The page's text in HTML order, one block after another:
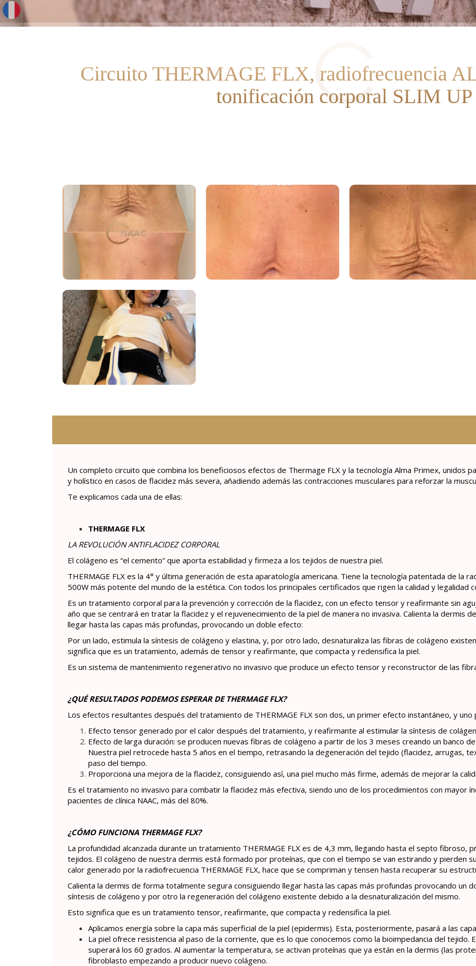
Circuito THERMAGE FLX, radiofrecuencia
tonificación corporal SLIM UP
Un completo circuito que combina los beneficiosos efectos de Thermage FLX y la tecnología Alma Primex, unidos
y holístico en casos de flacidez más severa, añadiendo además las contracciones musculares para reforzar la
Te explicamos cada una de ellas:
THERMAGE FLX
LA REVOLUCIÓN ANTIFLACIDEZ CORPORAL
El colágeno es “el cemento” que aporta estabilidad y firmeza a los tejidos de nuestra piel.
THERMAGE FLX es la 4° y última generación de esta aparatología americana. Tiene la tecnología patentada de la
500W más potente del mundo de la estética. Con todos los principales certificados que rigen la calidad y legalidad
Es un tratamiento corporal para la prevención y corrección de la flacidez, con un efecto tensor y reafirmante sin
año que se centrará en tratar la flacidez y el rejuvenecimiento de la piel de manera no invasiva. Calienta la dermis
llegar hasta las capas más profundas, provocando un doble efecto:
Por un lado, estimula la síntesis de colágeno y elastina, y, por otro lado, desnaturaliza las fibras de colágeno
significa que es un tratamiento, además de tensor y reafirmante, que compacta y redensifica la piel.
Es un sistema de mantenimiento regenerativo no invasivo que produce un efecto tensor y reconstructor de las
¿QUÉ RESULTADOS PODEMOS ESPERAR DE THERMAGE FLX?
Los efectos resultantes después del tratamiento de THERMAGE FLX son dos, un primer efecto instantáneo, y
Efecto tensor generado por el calor después del tratamiento, y reafirmante al estimular la síntesis de
Efecto de larga duración: se producen nuevas fibras de colágeno a partir de los 3 meses creando un banco
Nuestra piel retrocede hasta 5 años en el tiempo, retrasando la degeneración del tejido (flacidez, arrugas,
paso del tiempo.
Proporciona una mejora de la flacidez, consiguiendo así, una piel mucho más firme, además de mejorar la
Es el tratamiento no invasivo para combatir la flacidez más efectiva, siendo uno de los procedimientos con mayor
pacientes de clínica NAAC, más del 80%.
¿CÓMO FUNCIONA THERMAGE FLX?
La profundidad alcanzada durante un tratamiento THERMAGE FLX es de 4,3 mm, llegando hasta el septo fibroso,
tejidos. El colágeno de nuestra dermis está formado por proteínas, que con el tiempo se van estirando y pierden
calor generado por la radiofrecuencia THERMAGE FLX, hace que se compriman y tensen hasta recuperar su
Calienta la dermis de forma totalmente segura consiguiendo llegar hasta las capas más profundas provocando un
síntesis de colágeno y por otro la regeneración del colágeno existente debido a la desnaturalización del mismo.
Esto significa que es un tratamiento tensor, reafirmante, que compacta y redensifica la piel.
Aplicamos energía sobre la capa más superficial de la piel (epidermis). Esta, posteriormente, pasará a las
La piel ofrece resistencia al paso de la corriente, que es lo que conocemos como la bioimpedancia del tejido.
superará los 60 grados. Al aumentar la temperatura, se activan proteínas que ya están en la dermis (las
fibroblasto empezando a producir nuevo colágeno.